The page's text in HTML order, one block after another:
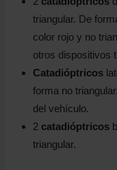
triangular. De
color rojo y no
otros dispositivos
Catadióptricos
forma no
del vehículo.
2 catadióptricos
triangular.